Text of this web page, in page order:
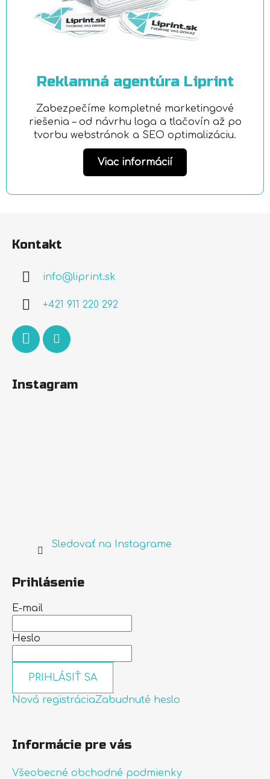
Reklamná agentúra Liprint
Zabezpečíme kompletné marketingové
riešenia – od návrhu loga a tlačovín až po
tvorbu webstránok a SEO optimalizáciu.
Viac informácií
Kontakt
info@liprint.sk
+421 911 220 292
Instagram
Sledovať na Instagrame
Prihlásenie
E-mail
Heslo
PRIHLÁSIŤ SA
Nová registráciaZabudnuté heslo
Informácie pre vás
Všeobecné obchodné podmienky